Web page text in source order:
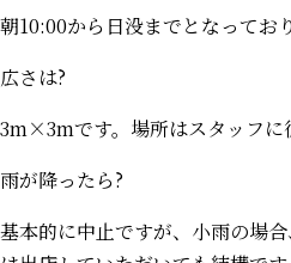
朝10:00から日没までとなっており
広さは?
3m×3mです。場所はスタッフに
雨が降ったら?
基本的に中止ですが、小雨の場